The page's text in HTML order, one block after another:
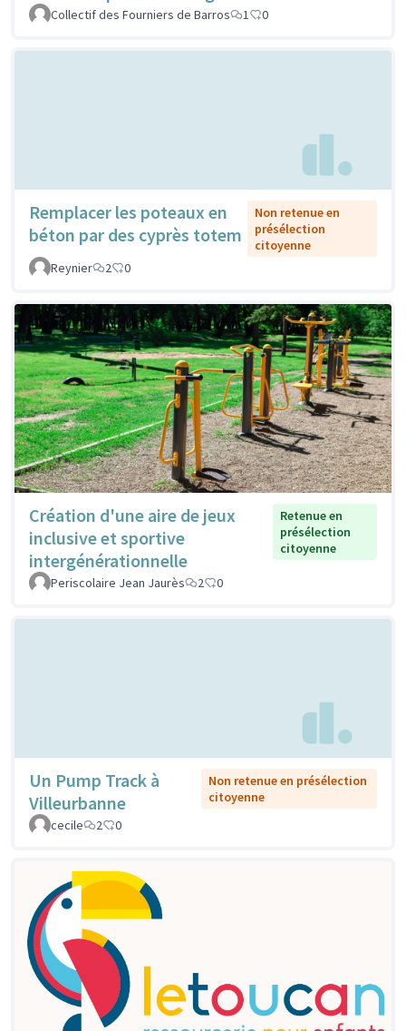
Collectif des Fourniers de Barros 1 0
Remplacer les poteaux en
béton par des cyprès totem
Non retenue en
présélection
citoyenne
Reynier
2 0
Création d'une aire de jeux
inclusive et sportive
intergénérationnelle
Retenue en
présélection
citoyenne
Periscolaire Jean Jaurès 2 0
Un Pump Track à
Villeurbanne
Non retenue en présélection
citoyenne
cecile
2 0